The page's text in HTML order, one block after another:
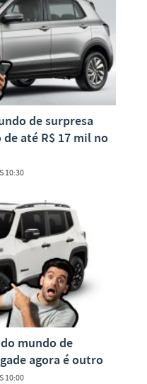
de surpresa
até R$ 17 mil no
10:30
mundo de
agora é outro
10:00